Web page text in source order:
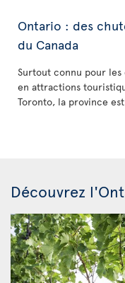
Ontario : des
du Canada
Surtout connu pour les
en attractions
Toronto, la province
Découvrez